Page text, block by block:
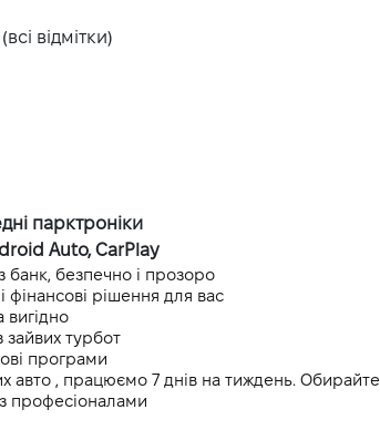
(всі відмітки)
парктроніки
Auto, CarPlay
банк, безпечно і прозоро
фінансові рішення для вас
вигідно
зайвих турбот
програми
авто , працюємо 7 днів на тиждень. Обирайте
професіоналами